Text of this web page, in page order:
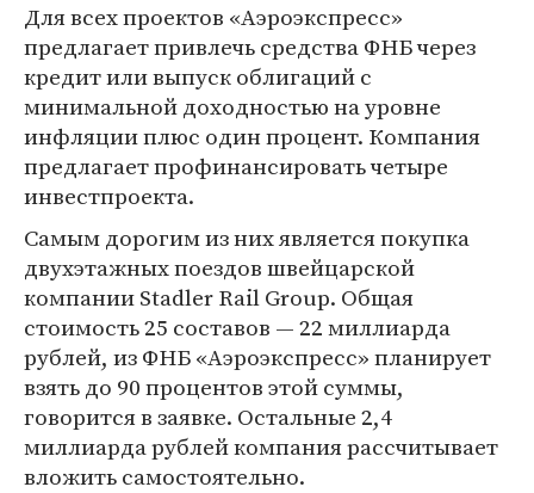
Для всех проектов «Аэроэкспресс»
предлагает привлечь средства ФНБ через
кредит или выпуск облигаций с
минимальной доходностью на уровне
инфляции плюс один процент. Компания
предлагает профинансировать четыре
инвестпроекта.
Самым дорогим из них является покупка
двухэтажных поездов швейцарской
компании Stadler Rail Group. Общая
стоимость 25 составов — 22 миллиарда
рублей, из ФНБ «Аэроэкспресс» планирует
взять до 90 процентов этой суммы,
говорится в заявке. Остальные 2,4
миллиарда рублей компания рассчитывает
вложить самостоятельно.